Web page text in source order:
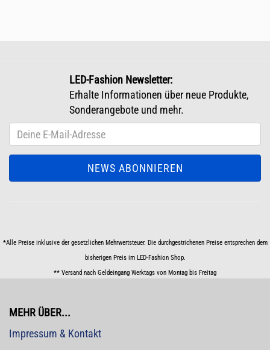
LED-Fashion Newsletter:
Erhalte Informationen über neue Produkte,
Sonderangebote und mehr.
*Alle Preise inklusive der gesetzlichen Mehrwertsteuer. Die durchgestrichenen Preise entsprechen dem
bisherigen Preis im LED-Fashion Shop.
** Versand nach Geldeingang Werktags von Montag bis Freitag
MEHR ÜBER...
Impressum & Kontakt